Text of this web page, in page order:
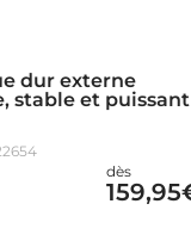
dur externe
stable et puissant
dès
159,95